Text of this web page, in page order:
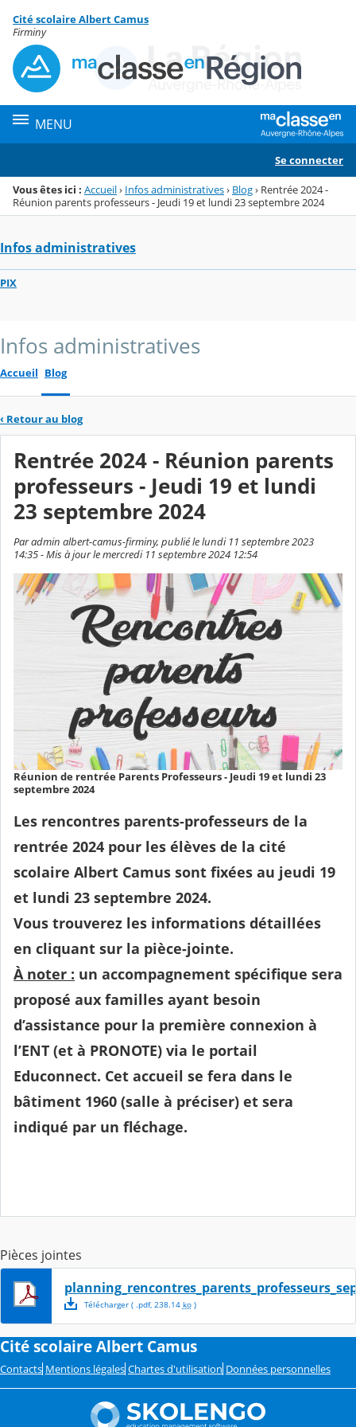
Menu de la rubrique
Contenu
Cité scolaire Albert Camus
Firminy
MENU
Se connecter
Vous êtes ici : Accueil› Infos administratives› Blog› Rentrée 2024 -
Réunion parents professeurs - Jeudi 19 et lundi 23 septembre 2024
Infos administratives
PIX
Infos administratives
Accueil Blog
‹ Retour au blog
Rentrée 2024 - Réunion parents
professeurs - Jeudi 19 et lundi
23 septembre 2024
Par admin albert-camus-firminy, publié le lundi 11 septembre 2023
14:35 - Mis à jour le mercredi 11 septembre 2024 12:54
Réunion de rentrée Parents Professeurs - Jeudi 19 et lundi 23
septembre 2024
Les rencontres parents-professeurs de la
rentrée 2024 pour les élèves de la cité
scolaire Albert Camus sont fixées au jeudi 19
et lundi 23 septembre 2024.
Vous trouverez les informations détaillées
en cliquant sur la pièce-jointe.
À noter : un accompagnement spécifique sera
proposé aux familles ayant besoin
d’assistance pour la première connexion à
l’ENT (et à PRONOTE) via le portail
Educonnect. Cet accueil se fera dans le
bâtiment 1960 (salle à préciser) et sera
indiqué par un fléchage.
Pièces jointes
Télécharger( .pdf, 238.14 ko)
Cité scolaire Albert Camus
Contacts Mentions légales Chartes d'utilisation Données personnelles